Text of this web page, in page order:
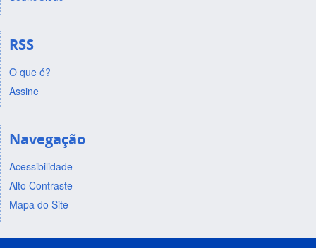
RSS
O que é?
Assine
Navegação
Acessibilidade
Alto Contraste
Mapa do Site